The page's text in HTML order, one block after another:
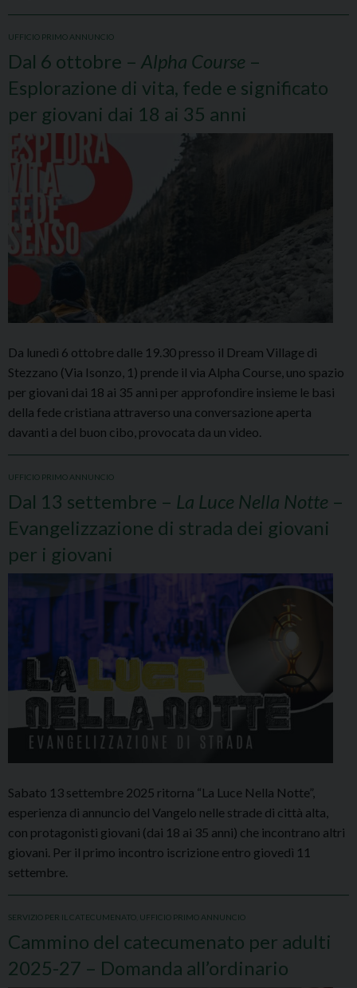
UFFICIO PRIMO ANNUNCIO
Dal 6 ottobre – Alpha Course –
Esplorazione di vita, fede e significato
per giovani dai 18 ai 35 anni
Da lunedì 6 ottobre dalle 19.30 presso il Dream Village di
Stezzano (Via Isonzo, 1) prende il via Alpha Course, uno spazio
per giovani dai 18 ai 35 anni per approfondire insieme le basi
della fede cristiana attraverso una conversazione aperta
davanti a del buon cibo, provocata da un video.
UFFICIO PRIMO ANNUNCIO
Dal 13 settembre – La Luce Nella Notte –
Evangelizzazione di strada dei giovani
per i giovani
Sabato 13 settembre 2025 ritorna “La Luce Nella Notte”,
esperienza di annuncio del Vangelo nelle strade di città alta,
con protagonisti giovani (dai 18 ai 35 anni) che incontrano altri
giovani. Per il primo incontro iscrizione entro giovedì 11
settembre.
SERVIZIO PER IL CATECUMENATO UFFICIO PRIMO ANNUNCIO
Cammino del catecumenato per adulti
2025-27 – Domanda all’ordinario